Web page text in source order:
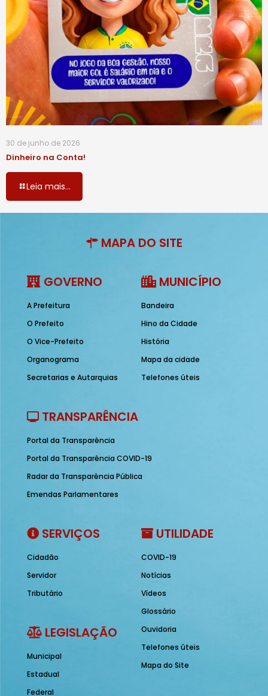
30 de junho de 2026
Dinheiro na Conta!
Leia mais...
MAPA DO SITE
GOVERNO
A Prefeitura
O Prefeito
O Vice-Prefeito
Organograma
Secretarias e Autarquias
MUNICÍPIO
Bandeira
Hino da Cidade
História
Mapa da cidade
Telefones úteis
TRANSPARÊNCIA
Portal da Transparência
Portal da Transparência COVID-19
Radar da Transparência Pública
Emendas Parlamentares
SERVIÇOS
Cidadão
Servidor
Tributário
LEGISLAÇÃO
Municipal
Estadual
Federal
UTILIDADE
COVID-19
Notícias
Vídeos
Glossário
Ouvidoria
Telefones úteis
Mapa do Site